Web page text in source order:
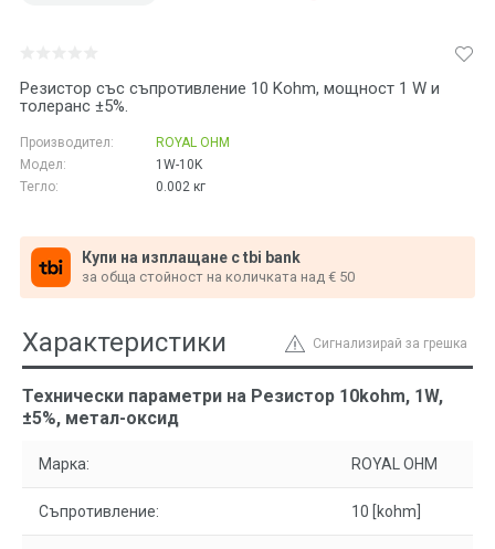
Резистор със съпротивление 10 Kohm, мощност 1 W и
толеранс ±5%.
Производител:
ROYAL OHM
Модел:
1W-10K
Тегло:
0.002 кг
Купи на изплащане с tbi bank
за обща стойност на количката над € 50
Сигнализирай за грешка
Характеристики
Технически параметри на Резистор 10kohm, 1W,
±5%, метал-оксид
Марка: ROYAL OHM
Съпротивление: 10 [kohm]